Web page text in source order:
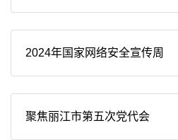
2024年国家网络安全宣传周
聚焦丽江市第五次党代会